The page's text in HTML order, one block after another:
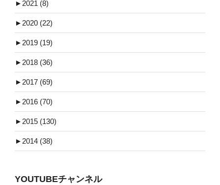
► 2021 (8)
► 2020 (22)
► 2019 (19)
► 2018 (36)
► 2017 (69)
► 2016 (70)
► 2015 (130)
► 2014 (38)
YOUTUBEチャンネル